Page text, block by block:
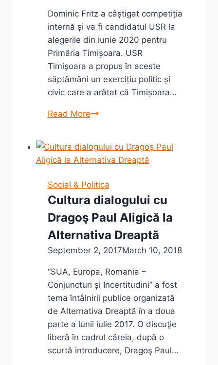
Dominic Fritz a câștigat competiția
internă și va fi candidatul USR la
alegerile din iunie 2020 pentru
Primăria Timișoara. USR
Timișoara a propus în aceste
săptămâni un exercițiu politic și
civic care a arătat că Timișoara…
Read MoreDominic
USR
pentru
2020
Social & Politica
Cultura dialogului cu
Dragoş Paul Aligică la
Alternativa Dreaptă
September 2, 2017March 10, 2018
“SUA, Europa, Romania –
Conjuncturi și Incertitudini” a fost
tema întâlnirii publice organizată
de Alternativa Dreaptă în a doua
parte a lunii iulie 2017. O discuţie
liberă în cadrul căreia, după o
scurtă introducere, Dragoş Paul…